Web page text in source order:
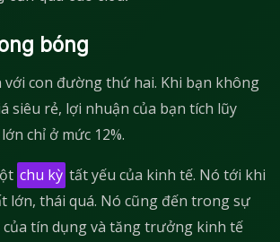
bóng
với con đường thứ hai. Khi bạn không
siêu rẻ, lợi nhuận của bạn tích lũy
chỉ ở mức 12%.
chu kỳ tất yếu của kinh tế. Nó tới khi
lớn, thái quá. Nó cũng đến trong sự
tín dụng và tăng trưởng kinh tế